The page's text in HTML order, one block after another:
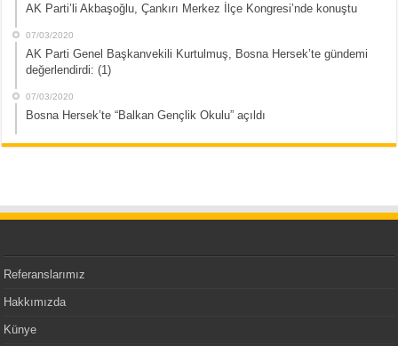
AK Parti’li Akbaşoğlu, Çankırı Merkez İlçe Kongresi’nde konuştu
07/03/2020
AK Parti Genel Başkanvekili Kurtulmuş, Bosna Hersek’te gündemi
değerlendirdi: (1)
07/03/2020
Bosna Hersek’te “Balkan Gençlik Okulu” açıldı
Referanslarımız
Hakkımızda
Künye